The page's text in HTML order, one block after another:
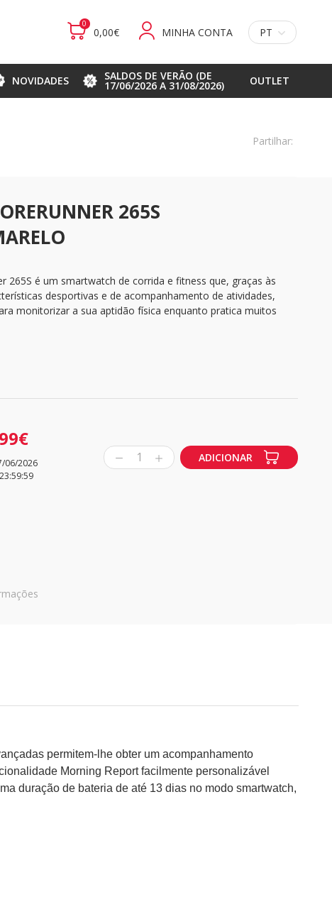
0
0,00€ MINHA CONTA PT
NOVIDADES SALDOS DE VERÃO (DE
17/06/2026 A 31/08/2026) OUTLET
Partilhar:
265S
265S é um smartwatch de corrida e fitness que, graças às
desportivas e de acompanhamento de atividades,
monitorizar a sua aptidão física enquanto pratica muitos
06/2026
1 ADICIONAR
permitem-lhe obter um acompanhamento
Morning Report facilmente personalizável
duração de bateria de até 13 dias no modo smartwatch,